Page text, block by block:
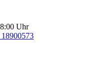
Uhr